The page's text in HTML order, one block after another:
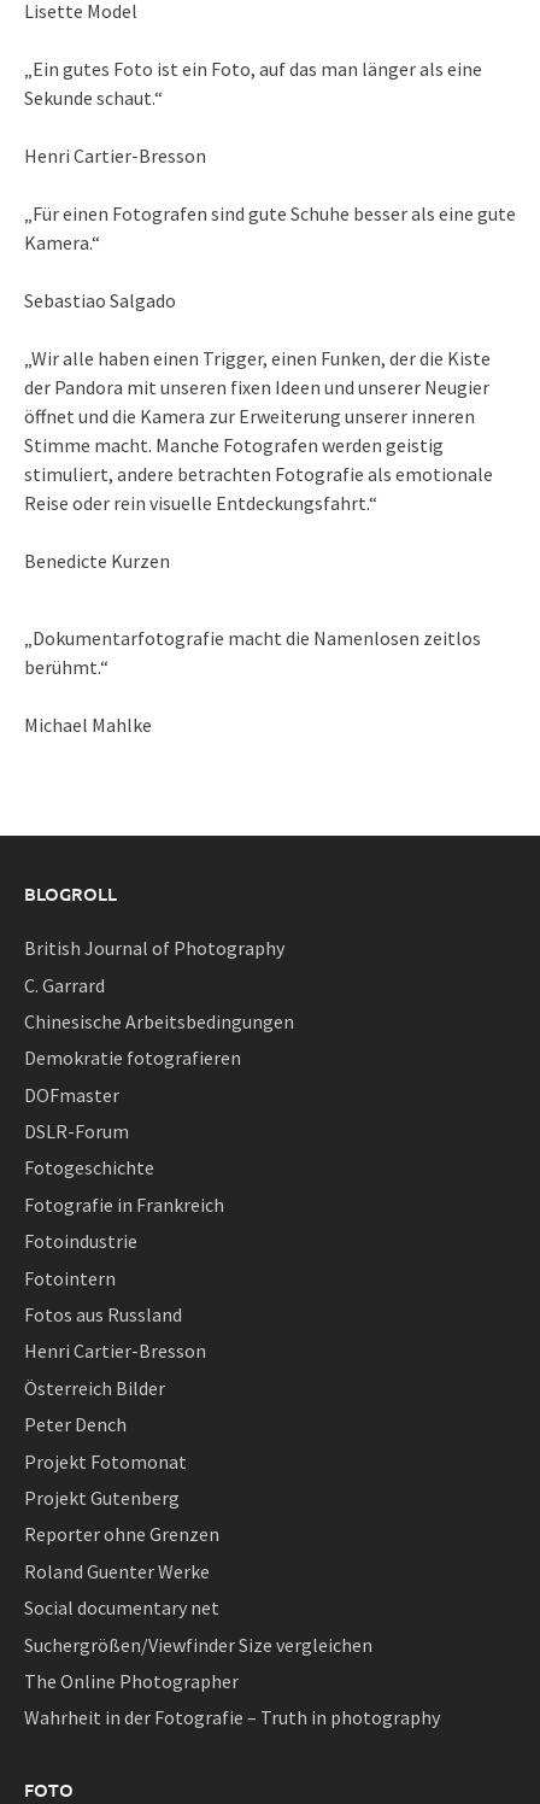
Lisette Model
„Ein gutes Foto ist ein Foto, auf das man länger als eine
Sekunde schaut.“
Henri Cartier-Bresson
„Für einen Fotografen sind gute Schuhe besser als eine gute
Kamera.“
Sebastiao Salgado
„Wir alle haben einen Trigger, einen Funken, der die Kiste
der Pandora mit unseren fixen Ideen und unserer Neugier
öffnet und die Kamera zur Erweiterung unserer inneren
Stimme macht. Manche Fotografen werden geistig
stimuliert, andere betrachten Fotografie als emotionale
Reise oder rein visuelle Entdeckungsfahrt.“
Benedicte Kurzen
„Dokumentarfotografie macht die Namenlosen zeitlos
berühmt.“
Michael Mahlke
BLOGROLL
British Journal of Photography
C. Garrard
Chinesische Arbeitsbedingungen
Demokratie fotografieren
DOFmaster
DSLR-Forum
Fotogeschichte
Fotografie in Frankreich
Fotoindustrie
Fotointern
Fotos aus Russland
Henri Cartier-Bresson
Österreich Bilder
Peter Dench
Projekt Fotomonat
Projekt Gutenberg
Reporter ohne Grenzen
Roland Guenter Werke
Social documentary net
Suchergrößen/Viewfinder Size vergleichen
The Online Photographer
Wahrheit in der Fotografie – Truth in photography
FOTO